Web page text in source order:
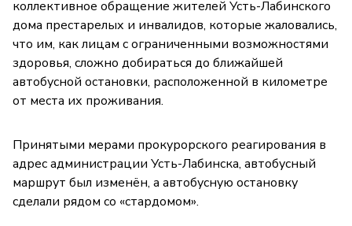
коллективное обращение жителей Усть-Лабинского
дома престарелых и инвалидов, которые жаловались,
что им, как лицам с ограниченными возможностями
здоровья, сложно добираться до ближайшей
автобусной остановки, расположенной в километре
от места их проживания.
Принятыми мерами прокурорского реагирования в
адрес администрации Усть-Лабинска, автобусный
маршрут был изменён, а автобусную остановку
сделали рядом со «стардомом».